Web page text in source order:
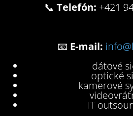
📞 Telefón: +421
📧 E-mail:
dátové
optické
kamerové
IT